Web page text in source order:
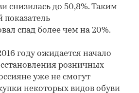
снизилась до 50,8%. Таким
показатель
спад более чем на 20%.
году ожидается начало
розничных
уже не смогут
некоторых видов обуви